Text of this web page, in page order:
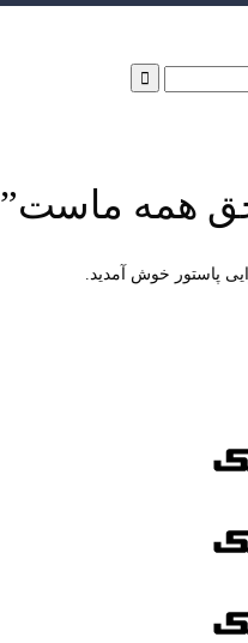
همه ماست”
پاستور خوش آمدید.